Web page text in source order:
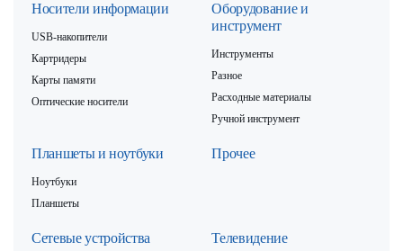
Носители информации
USB-накопители
Картридеры
Карты памяти
Оптические носители
Оборудование и
инструмент
Инструменты
Разное
Расходные материалы
Ручной инструмент
Планшеты и ноутбуки
Ноутбуки
Планшеты
Прочее
Сетевые устройства Телевидение